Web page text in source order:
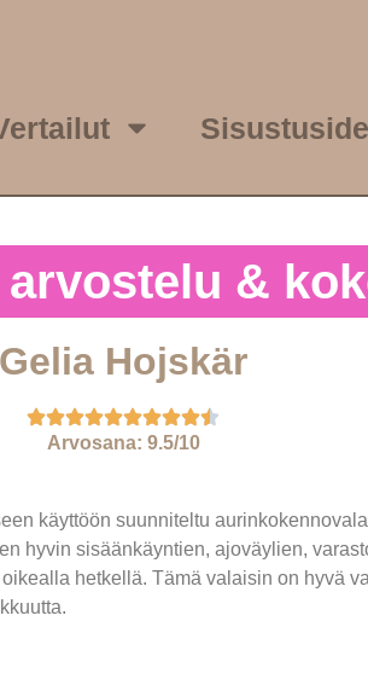
&
Gelia Hojskär
Arvosana: 9.5/10
käyttöön suunniteltu
hyvin sisäänkäyntien, ajoväylien,
hetkellä. Tämä valaisin on hyvä